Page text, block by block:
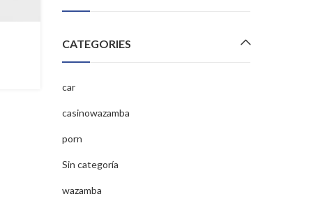
CATEGORIES
car
casinowazamba
porn
Sin categoría
wazamba